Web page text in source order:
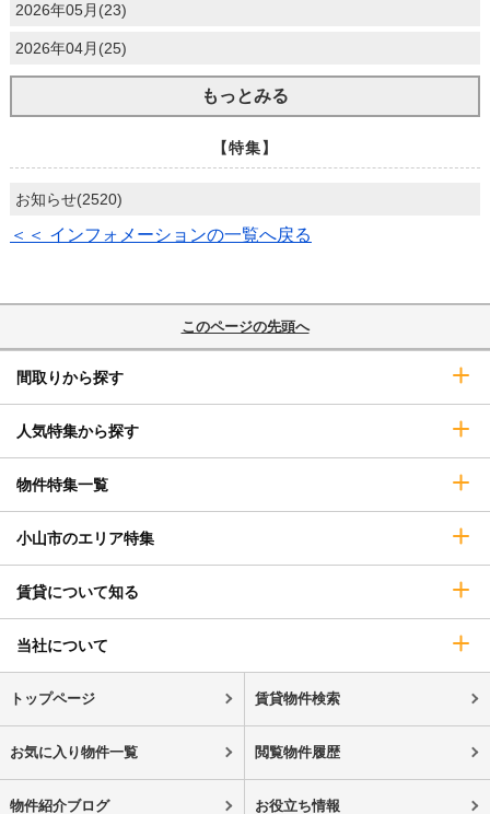
2026年05月(23)
2026年04月(25)
もっとみる
【特集】
お知らせ(2520)
＜＜ インフォメーションの一覧へ戻る
このページの先頭へ
間取りから探す
人気特集から探す
物件特集一覧
小山市のエリア特集
賃貸について知る
当社について
トップページ 賃貸物件検索
お気に入り物件一覧 閲覧物件履歴
物件紹介ブログ お役立ち情報